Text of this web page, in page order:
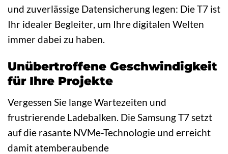
und zuverlässige Datensicherung legen: Die T7 ist
Ihr idealer Begleiter, um Ihre digitalen Welten
immer dabei zu haben.
Unübertroffene Geschwindigkeit
für Ihre Projekte
Vergessen Sie lange Wartezeiten und
frustrierende Ladebalken. Die Samsung T7 setzt
auf die rasante NVMe-Technologie und erreicht
damit atemberaubende